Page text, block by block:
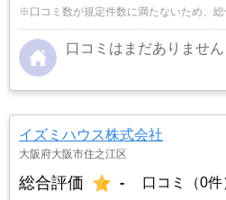
※口コミ数が規定件数に満たないため、総
口コミはまだありません
イズミハウス株式会社
大阪府大阪市住之江区
総合評価 - 口コミ（0件